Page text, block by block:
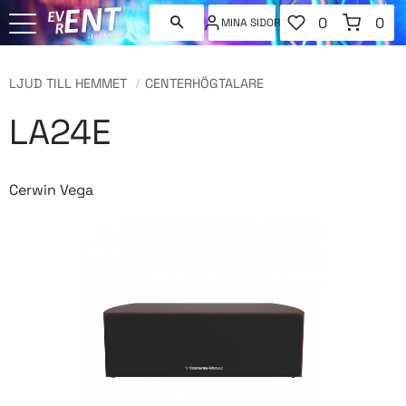
MINA SIDOR
FAVORITER
ANTAL
0
KUNDVAGN
0
LJUD TILL HEMMET CENTERHÖGTALARE
LA24E
Cerwin Vega